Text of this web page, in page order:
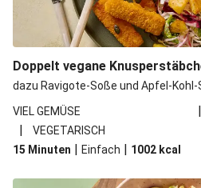
Doppelt vegane
dazu Ravigote-Soße und Apfel-Kohl-
VIEL GEMÜSE
|
|
VEGETARISCH
15 Minuten | Einfach | 1002 kcal